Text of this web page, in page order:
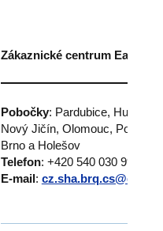
Zákaznické centrum East
Pobočky: Pardubice,
Nový Jičín, Olomouc, Popůvky,
Brno a Holešov
Telefon: +420 540 030 999
E-mail: